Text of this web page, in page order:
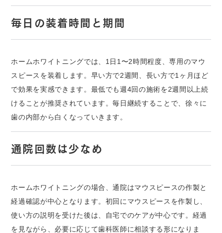
毎日の装着時間と期間
ホームホワイトニングでは、1日1〜2時間程度、専用のマウ
スピースを装着します。早い方で2週間、長い方で1ヶ月ほど
で効果を実感できます。最低でも週4回の施術を2週間以上続
けることが推奨されています。毎日継続することで、徐々に
歯の内部から白くなっていきます。
通院回数は少なめ
ホームホワイトニングの場合、通院はマウスピースの作製と
経過確認が中心となります。初回にマウスピースを作製し、
使い方の説明を受けた後は、自宅でのケアが中心です。経過
を見ながら、必要に応じて歯科医師に相談する形になりま